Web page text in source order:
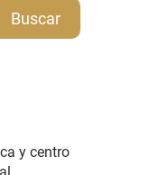
Buscar
y centro